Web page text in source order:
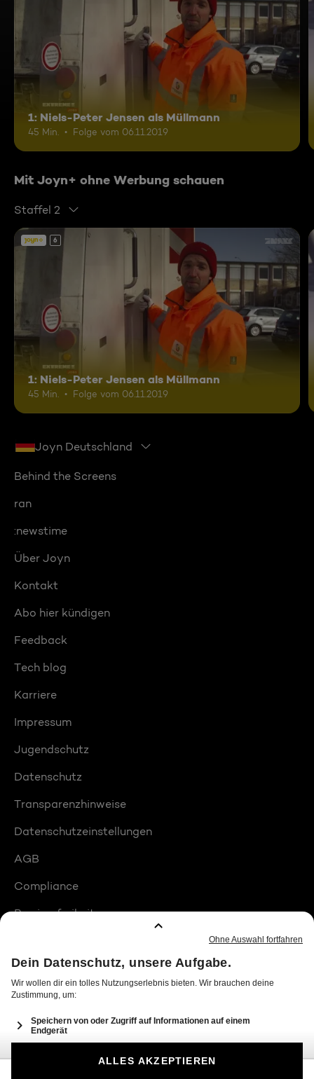
1: Niels-Peter Jensen als Müllmann
45 Min. Folge vom 06.11.2019
Mit Joyn+ ohne Werbung schauen
Staffel 2
6
1: Niels-Peter Jensen als Müllmann
45 Min. Folge vom 06.11.2019
Joyn Deutschland
Behind the Screens
ran
:newstime
Über Joyn
Kontakt
Abo hier kündigen
Feedback
Tech blog
Karriere
Impressum
Jugendschutz
Datenschutz
Transparenzhinweise
Datenschutzeinstellungen
AGB
Compliance
Barrierefreiheit